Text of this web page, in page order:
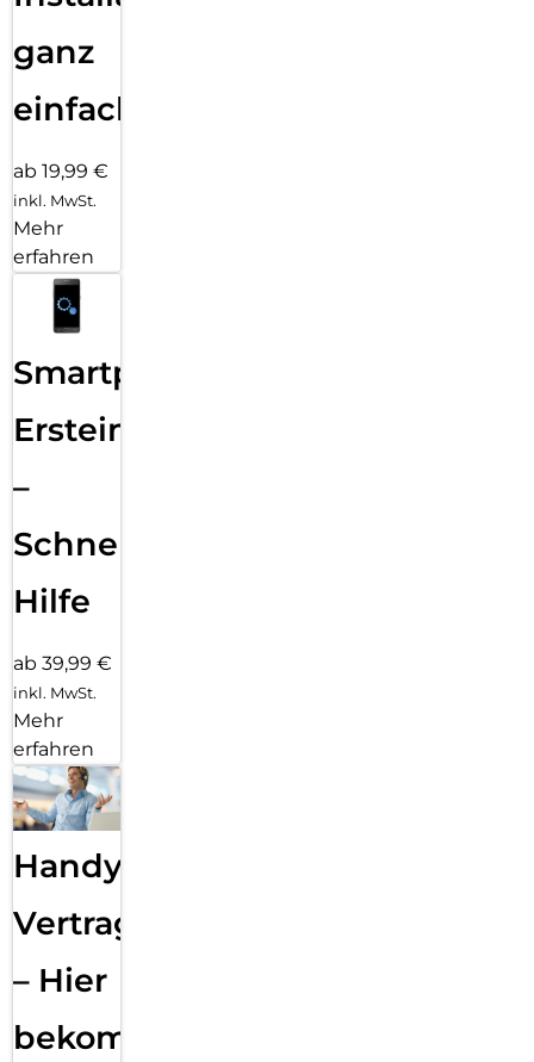
ganz
einfach
ab 19,99 €
inkl. MwSt.
Mehr
erfahren
Smartphone
Ersteinrichtung
–
Schnelle
Hilfe
ab 39,99 €
inkl. MwSt.
Mehr
erfahren
Handy
Vertragsabwicklung
– Hier
bekommst